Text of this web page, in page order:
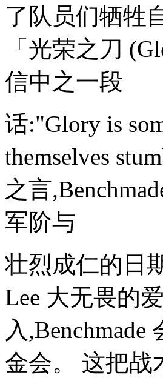
了队员们牺牲
「光荣之刀
信中之一段
话:"Glory is
themselves
之言
军阶与
壮烈成仁的日
Lee 大无畏的
入
金会。 这把战